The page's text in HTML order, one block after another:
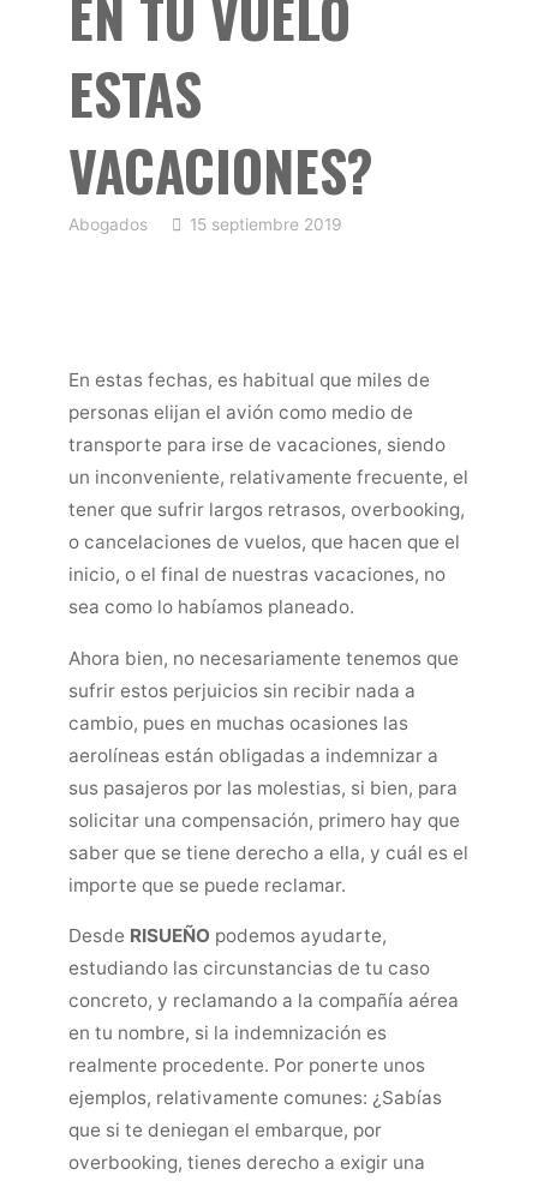
ESTAS
VACACIONES?
Abogados 15 septiembre 2019
En estas fechas, es habitual que miles de
personas elijan el avión como medio de
transporte para irse de vacaciones, siendo
un inconveniente, relativamente frecuente, el
tener que sufrir largos retrasos, overbooking,
o cancelaciones de vuelos, que hacen que el
inicio, o el final de nuestras vacaciones, no
sea como lo habíamos planeado.
Ahora bien, no necesariamente tenemos que
sufrir estos perjuicios sin recibir nada a
cambio, pues en muchas ocasiones las
aerolíneas están obligadas a indemnizar a
sus pasajeros por las molestias, si bien, para
solicitar una compensación, primero hay que
saber que se tiene derecho a ella, y cuál es el
importe que se puede reclamar.
Desde RISUEÑO podemos ayudarte,
estudiando las circunstancias de tu caso
concreto, y reclamando a la compañía aérea
en tu nombre, si la indemnización es
realmente procedente. Por ponerte unos
ejemplos, relativamente comunes: ¿Sabías
que si te deniegan el embarque, por
overbooking, tienes derecho a exigir una